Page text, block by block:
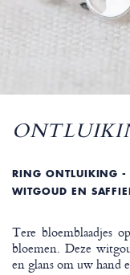
RING ONTLUIKING
WITGOUD EN
Tere bloemblaadjes
bloemen. Deze
en glans om uw hand